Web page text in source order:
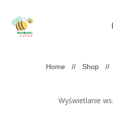
Home // Shop //
Wyświetlanie